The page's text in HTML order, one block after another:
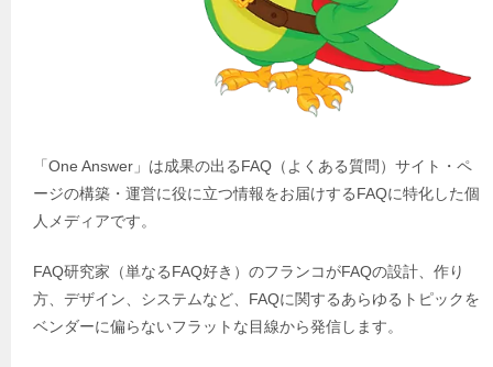
「One Answer」は成果の出るFAQ（よくある質問）サイト・ペ
ージの構築・運営に役に立つ情報をお届けするFAQに特化した個
人メディアです。
FAQ研究家（単なるFAQ好き）のフランコがFAQの設計、作り
方、デザイン、システムなど、FAQに関するあらゆるトピックを
ベンダーに偏らないフラットな目線から発信します。